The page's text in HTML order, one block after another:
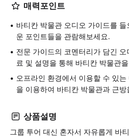
매력포인트
바티칸 박물관 오디오 가이드를
운 포인트들을 관람해보세요.
전문 가이드의 코멘터리가 담긴
료 및 설명을 통해 바티칸 박물관
오프라인 환경에서 이용할 수 있
을 이용하여 바티칸 박물관과 근
상품설명
그룹 투어 대신 혼자서 자유롭게 바